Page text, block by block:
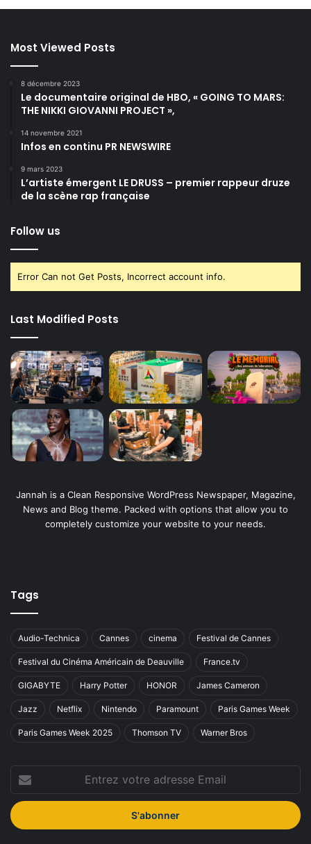
Most Viewed Posts
8 décembre 2023
Le documentaire original de HBO, « GOING TO MARS:
THE NIKKI GIOVANNI PROJECT »,
14 novembre 2021
Infos en continu PR NEWSWIRE
9 mars 2023
L’artiste émergent LE DRUSS – premier rappeur druze
de la scène rap française
Follow us
Error Can not Get Posts, Incorrect account info.
Last Modified Posts
Jannah is a Clean Responsive WordPress Newspaper, Magazine,
News and Blog theme. Packed with options that allow you to
completely customize your website to your needs.
Tags
Audio-Technica Cannes cinema Festival de Cannes
Festival du Cinéma Américain de Deauville France.tv
GIGABYTE Harry Potter HONOR James Cameron
Jazz Netflix Nintendo Paramount Paris Games Week
Paris Games Week 2025 Thomson TV Warner Bros
votre
adresse
Email